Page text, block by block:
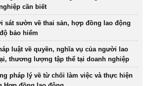
cần biết
sát sườn về thai sản, hợp đồng lao động
bảo hiểm
luật về quyền, nghĩa vụ của người lao
thương lượng tập thể tại doanh nghiệp
pháp lý về từ chối làm việc và thực hiện